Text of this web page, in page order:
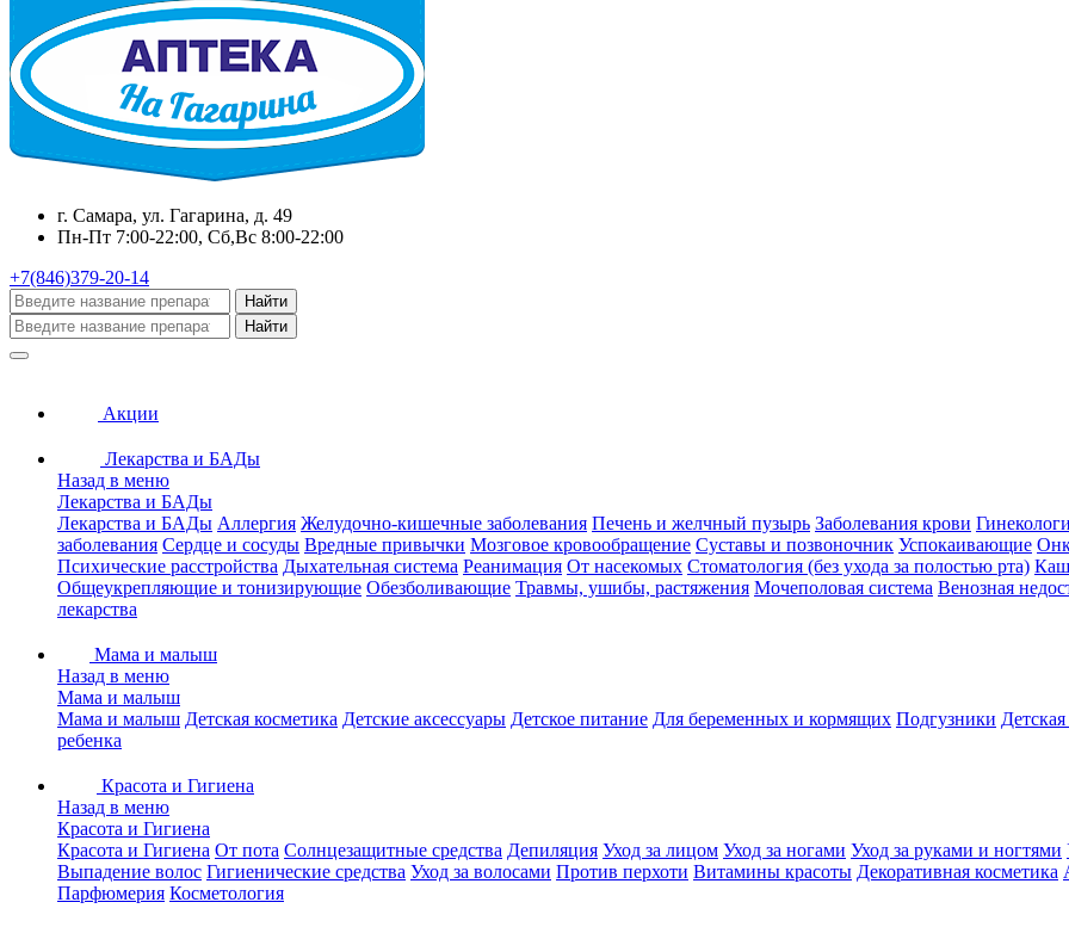
г. Самара, ул. Гагарина, д. 49
Пн-Пт 7:00-22:00, Сб,Вс 8:00-22:00
+7(846)379-20-14
Найти
Найти
Акции
Лекарства и БАДы
Назад в меню
Лекарства и БАДы
Лекарства и БАДы Аллергия Желудочно-кишечные заболевания Печень и желчный пузырь Заболевания крови
заболевания Сердце и сосуды Вредные привычки Мозговое кровообращение Суставы и позвоночник Успокаивающие
Психические расстройства Дыхательная система Реанимация От насекомых Стоматология (без ухода за полостью рта)
Общеукрепляющие и тонизирующие Обезболивающие Травмы, ушибы, растяжения Мочеполовая система Венозная
лекарства
Мама и малыш
Назад в меню
Мама и малыш
Мама и малыш Детская косметика Детские аксессуары Детское питание Для беременных и кормящих Подгузники
ребенка
Красота и Гигиена
Назад в меню
Красота и Гигиена
Красота и Гигиена От пота Солнцезащитные средства Депиляция Уход за лицом Уход за ногами Уход за руками и ногтями
Выпадение волос Гигиенические средства Уход за волосами Против перхоти Витамины красоты Декоративная косметика
Парфюмерия Косметология